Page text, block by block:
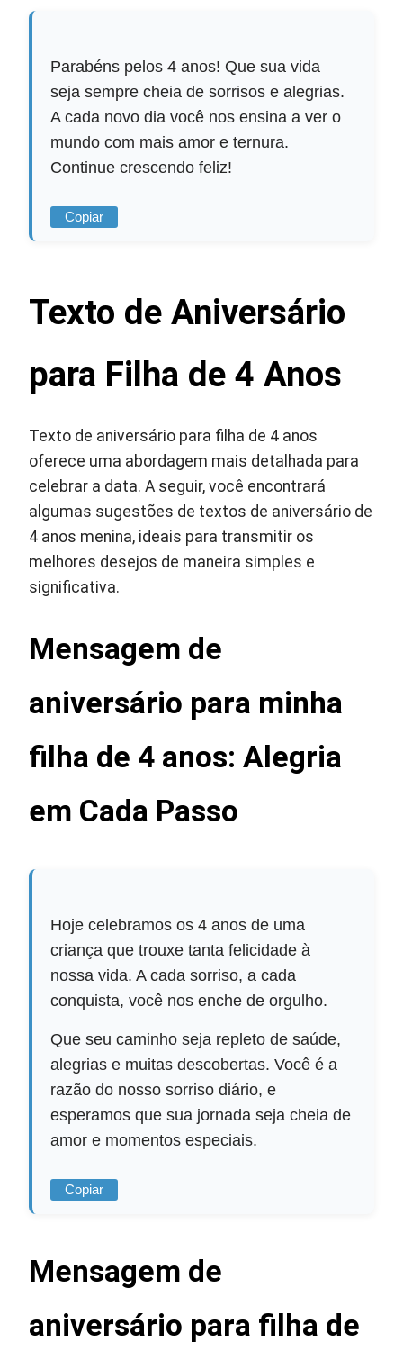
Parabéns pelos 4 anos! Que sua vida
seja sempre cheia de sorrisos e alegrias.
A cada novo dia você nos ensina a ver o
mundo com mais amor e ternura.
Continue crescendo feliz!
Copiar
Texto de Aniversário
para Filha de 4 Anos
Texto de aniversário para filha de 4 anos
oferece uma abordagem mais detalhada para
celebrar a data. A seguir, você encontrará
algumas sugestões de textos de aniversário de
4 anos menina, ideais para transmitir os
melhores desejos de maneira simples e
significativa.
Mensagem de
aniversário para minha
filha de 4 anos: Alegria
em Cada Passo
Hoje celebramos os 4 anos de uma
criança que trouxe tanta felicidade à
nossa vida. A cada sorriso, a cada
conquista, você nos enche de orgulho.
Que seu caminho seja repleto de saúde,
alegrias e muitas descobertas. Você é a
razão do nosso sorriso diário, e
esperamos que sua jornada seja cheia de
amor e momentos especiais.
Copiar
Mensagem de
aniversário para filha de